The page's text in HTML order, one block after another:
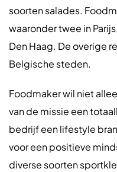
soorten salades.
waaronder twee in
Den Haag. De overige
Belgische steden.
Foodmaker wil niet
van de missie een
bedrijf een lifestyle
voor een positieve
diverse soorten